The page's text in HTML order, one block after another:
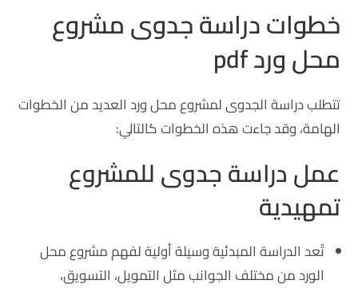
خطوات دراسة جدوى مشروع
محل ورد pdf
تتطلب دراسة الجدوى لمشروع محل ورد العديد من الخطوات
الهامة، وقد جاءت هذه الخطوات كالتالي:
عمل دراسة جدوى للمشروع
تمهيدية
تُعد الدراسة المبدئية وسيلة أولية لفهم مشروع محل
الورد من مختلف الجوانب مثل التمويل، التسويق،